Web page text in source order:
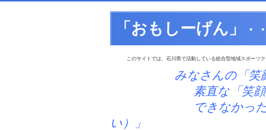
「おもしーげん」 ・
このサイトでは、石川県で活動している総合型地域スポーツ
みなさんの「笑
素直な「笑顔」は、
できなかったことが
い）」